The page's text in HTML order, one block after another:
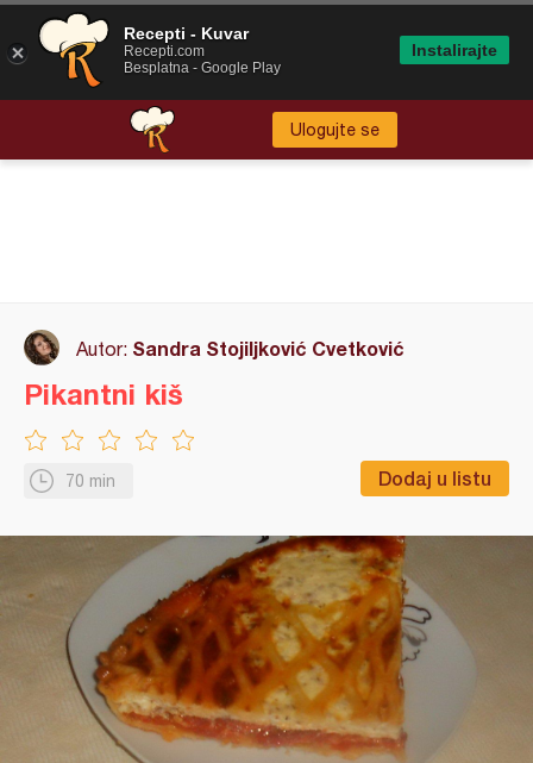
Ulogujte se
Autor: Sandra Stojiljković Cvetković
70 min Dodaj u listu
Pikantni kiš
Recepti - Kuvar
Recepti.com
Besplatna - Google Play
Instalirajte